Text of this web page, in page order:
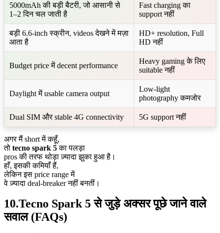
5000mAh की बड़ी बैटरी, जो आसानी से
1–2 दिन चल जाती है
Fast charging का
support नहीं
बड़ी 6.6-inch स्क्रीन, videos देखने में मज़ा
आता है
HD+ resolution, Full
HD नहीं
Budget price में decent performance
Heavy gaming के लिए
suitable नहीं
Daylight में usable camera output
Low-light
photography कमजोर
Dual SIM और stable 4G connectivity 5G support नहीं
अगर मैं short में कहूँ,
तो tecno spark 5का पलड़ा
pros की तरफ थोड़ा ज़्यादा झुका हुआ है।
हाँ, इसकी कमियाँ हैं,
लेकिन इस price range में
वे ज़्यादा deal-breaker नहीं बनतीं।
10.Tecno Spark 5 से जुड़े अक्सर पूछे जाने वाले
सवाल (FAQs)